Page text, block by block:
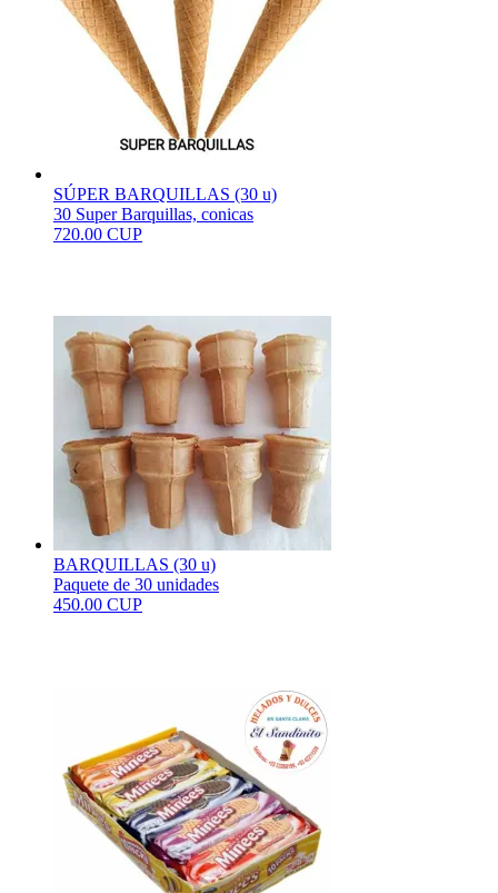
SÚPER BARQUILLAS (30 u)
30 Super Barquillas, conicas
720.00 CUP
BARQUILLAS (30 u)
Paquete de 30 unidades
450.00 CUP